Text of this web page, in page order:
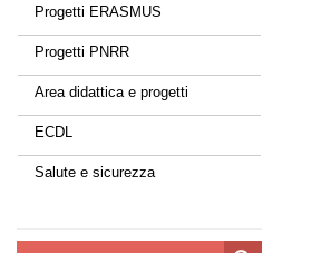
Tessere la rete
Estate a scuola
Scuola d'estate
Progetti ERASMUS
Progetti PNRR
Area didattica e progetti
ECDL
Salute e sicurezza